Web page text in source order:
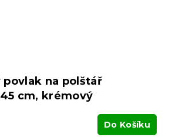
povlak na polštář
cm, krémový
Do Košíku